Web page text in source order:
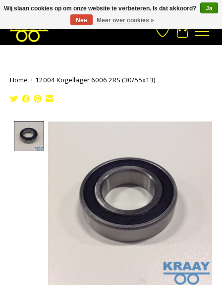
033- 2470 538 info@kraaybv.com Stuur een Whatsapp bericht
Verlanglijst
Home / 12004 Kogellager 6006 2RS (30/55x13)
Wij slaan cookies op om onze website te verbeteren. Is dat akkoord?
Ja
Nee
Meer over cookies »